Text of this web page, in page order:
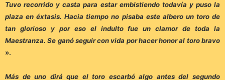
Tuvo recorrido y casta para estar embistiendo todavía y puso la
plaza en éxtasis. Hacia tiempo no pisaba este albero un toro de
tan glorioso y por eso el indulto fue un clamor de toda la
Maestranza. Se ganó seguir con vida por hacer honor al toro bravo
».
Más de uno dirá que el toro escarbó algo antes del segundo